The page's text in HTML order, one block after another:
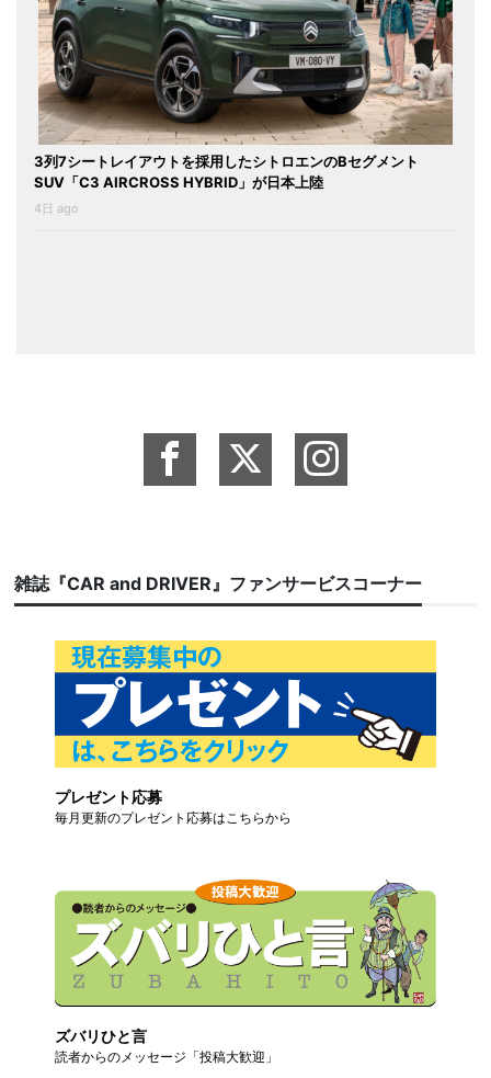
3列7シートレイアウトを採用したシトロエンのBセグメント
SUV「C3 AIRCROSS HYBRID」が日本上陸
4日 ago
雑誌『CAR and DRIVER』ファンサービスコーナー
プレゼント応募
毎月更新のプレゼント応募はこちらから
ズバリひと言
読者からのメッセージ「投稿大歓迎」